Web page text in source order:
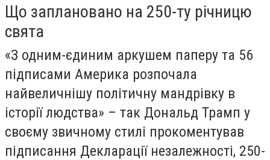
Що заплановано на 250-ту річницю
свята
«З одним-єдиним аркушем паперу та 56
підписами Америка розпочала
найвеличнішу політичну мандрівку в
історії людства» – так Дональд Трамп у
своєму звичному стилі прокоментував
підписання Декларації незалежності, 250-